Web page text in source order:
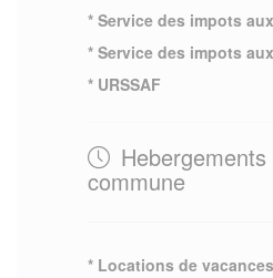
* Service des impots
* Service des impots
* URSSAF
commune
* Locations de vacances